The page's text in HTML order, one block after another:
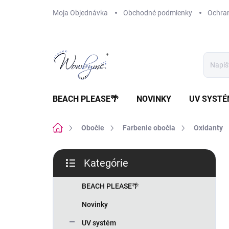
Moja Objednávka Obchodné podmienky
BEACH PLEASE🌴 NOVINKY UV
DomovObočie Farbenie obočia Oxidanty
B
č
kategórie
Kategórie
BEACH PLEASE🌴
Novinky
UV systém